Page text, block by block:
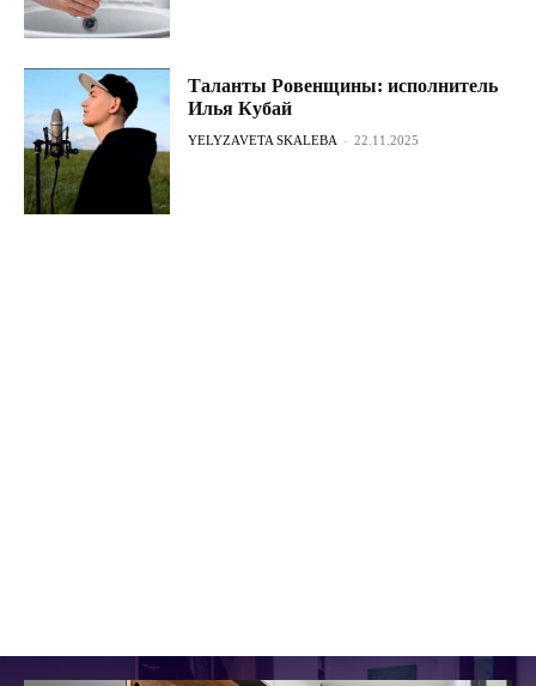
Таланты Ровенщины: исполнитель
Илья Кубай
YELYZAVETA SKALEBA - 22.11.2025